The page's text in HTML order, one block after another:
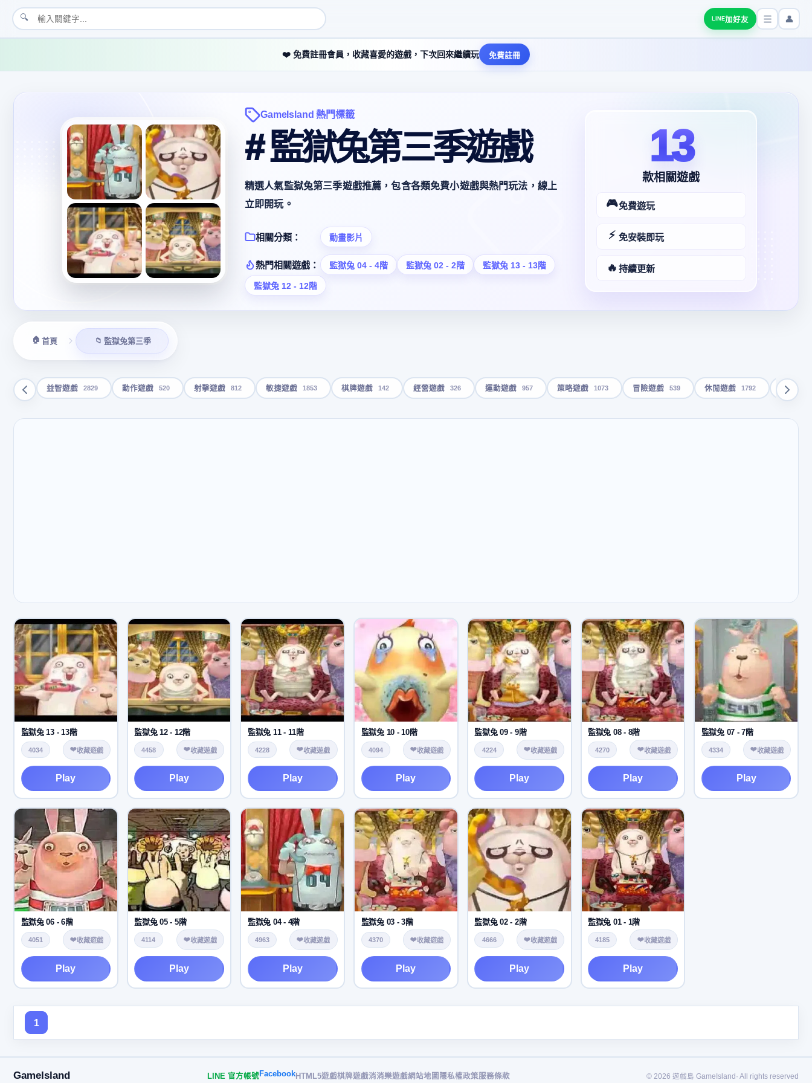
🔍 LINE加好友 👤
❤️ 免費註冊會員，收藏喜愛的遊戲，下次回來繼續玩 免費註冊
GameIsland 熱門標籤
# 監獄兔第三季遊戲
精選人氣監獄兔第三季遊戲推薦，包含各類免費小遊戲與熱門玩法，線上
立即開玩。
相關分類： 動畫影片
熱門相關遊戲： 監獄兔 04 - 4階 監獄兔 02 - 2階 監獄兔 13 - 13階
監獄兔 12 - 12階
13
款相關遊戲
🎮免費遊玩
⚡ 免安裝即玩
🔥 持續更新
🏠 首頁 📁 監獄兔第三季
益智遊戲 2829 動作遊戲 520 射擊遊戲 812 敏捷遊戲 1853 棋牌遊戲 142 經營遊戲 326 運動遊戲 957 策略遊戲 1073 冒險遊戲 539 休閒遊戲 1792 動畫影片
監獄兔 13 - 13階
4034 ❤️收藏遊戲
Play
監獄兔 12 - 12階
4458 ❤️收藏遊戲
Play
監獄兔 11 - 11階
4228 ❤️收藏遊戲
Play
監獄兔 10 - 10階
4094 ❤️收藏遊戲
Play
監獄兔 09 - 9階
4224 ❤️收藏遊戲
Play
監獄兔 08 - 8階
4270 ❤️收藏遊戲
Play
監獄兔 07 - 7階
4334 ❤️收藏遊戲
Play
監獄兔 06 - 6階
4051 ❤️收藏遊戲
Play
監獄兔 05 - 5階
4114 ❤️收藏遊戲
Play
監獄兔 04 - 4階
4963 ❤️收藏遊戲
Play
監獄兔 03 - 3階
4370 ❤️收藏遊戲
Play
監獄兔 02 - 2階
4666 ❤️收藏遊戲
Play
監獄兔 01 - 1階
4185 ❤️收藏遊戲
Play
1
GameIsland LINE 官方帳號FacebookHTML5遊戲棋牌遊戲消消樂遊戲網站地圖 隱私權政策服務條款 © 2026 遊戲島 GameIsland· All rights reserved